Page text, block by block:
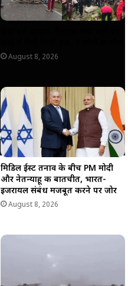
August 8, 2026
मिडिल ईस्ट तनाव के बीच PM मोदी
और नेतन्याहू की बातचीत, भारत-
इजरायल संबंध मजबूत करने पर जोर
August 8, 2026